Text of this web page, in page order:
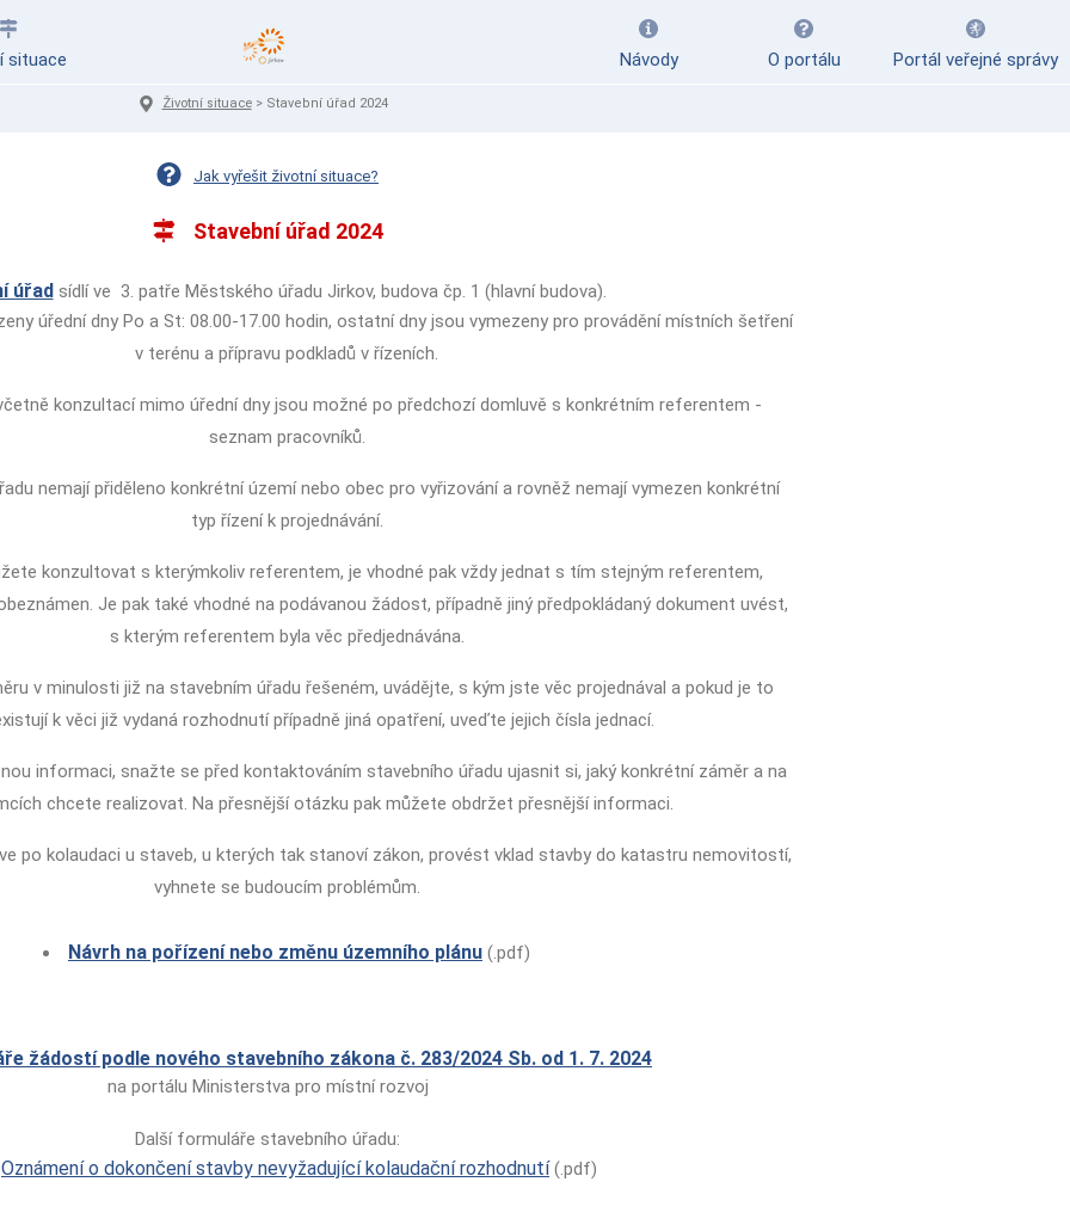
situace Návody O portálu Portál veřejné správy
Životní situace > Stavební úřad 2024
Jak vyřešit životní situace?
Stavební úřad 2024
úřad sídlí ve 3. patře Městského úřadu Jirkov, budova čp. 1 (hlavní budova).
úřední dny Po a St: 08.00-17.00 hodin, ostatní dny jsou vymezeny pro provádění místních šetření
v terénu a přípravu podkladů v řízeních.
konzultací mimo úřední dny jsou možné po předchozí domluvě s konkrétním referentem -
seznam pracovníků.
nemají přiděleno konkrétní území nebo obec pro vyřizování a rovněž nemají vymezen konkrétní
typ řízení k projednávání.
konzultovat s kterýmkoliv referentem, je vhodné pak vždy jednat s tím stejným referentem,
Je pak také vhodné na podávanou žádost, případně jiný předpokládaný dokument uvést,
s kterým referentem byla věc předjednávána.
v minulosti již na stavebním úřadu řešeném, uvádějte, s kým jste věc projednával a pokud je to
k věci již vydaná rozhodnutí případně jiná opatření, uveďte jejich čísla jednací.
informaci, snažte se před kontaktováním stavebního úřadu ujasnit si, jaký konkrétní záměr a na
chcete realizovat. Na přesnější otázku pak můžete obdržet přesnější informaci.
po kolaudaci u staveb, u kterých tak stanoví zákon, provést vklad stavby do katastru nemovitostí,
vyhnete se budoucím problémům.
Návrh na pořízení nebo změnu územního plánu (.pdf)
žádostí podle nového stavebního zákona č. 283/2024 Sb. od 1. 7. 2024
na portálu Ministerstva pro místní rozvoj
Další formuláře stavebního úřadu:
Oznámení o dokončení stavby nevyžadující kolaudační rozhodnutí(.pdf)